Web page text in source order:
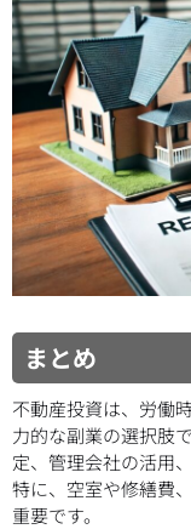
まとめ
不動産投資は、労働
力的な副業の選択肢
定、管理会社の活用
特に、空室や修繕費
重要です。